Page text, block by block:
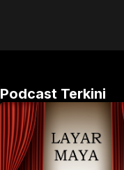
Podcast Terkini